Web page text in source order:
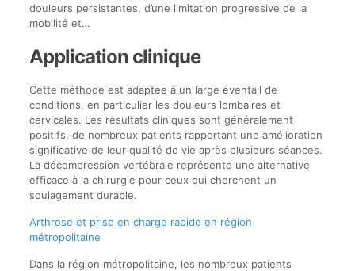
douleurs persistantes, d’une limitation progressive de la
mobilité et…
Application clinique
Cette méthode est adaptée à un large éventail de
conditions, en particulier les douleurs lombaires et
cervicales. Les résultats cliniques sont généralement
positifs, de nombreux patients rapportant une amélioration
significative de leur qualité de vie après plusieurs séances.
La décompression vertébrale représente une alternative
efficace à la chirurgie pour ceux qui cherchent un
soulagement durable.
Arthrose et prise en charge rapide en région
métropolitaine
Dans la région métropolitaine, les nombreux patients